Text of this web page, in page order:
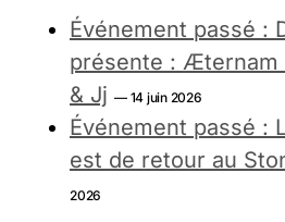
Événement passé :
présente : Æternam
& Jj — 14 juin 2026
Événement passé :
est de retour au
2026